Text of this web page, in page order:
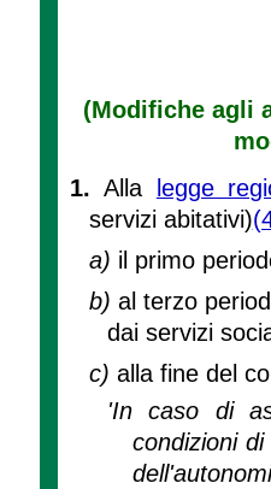
(Modifiche agli
1.Alla
legge
servizi abitativi)
a) il primo
b) al terzo
dai servizi
c) alla fine del
'In caso di
condizioni